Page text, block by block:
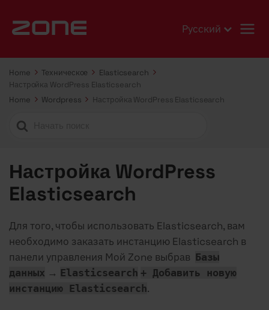
Русский
Home Техническое
Elasticsearch
Настройка WordPress Elasticsearch
Home
Wordpress Настройка WordPress Elasticsearch
Search
Настройка WordPress
Elasticsearch
Для того, чтобы использовать Elasticsearch, вам
необходимо заказать инстанцию Elasticsearch в
панели управления Мой Zone выбрав Базы
данных → Elasticsearch + Добавить новую
инстанцию Elasticsearch.